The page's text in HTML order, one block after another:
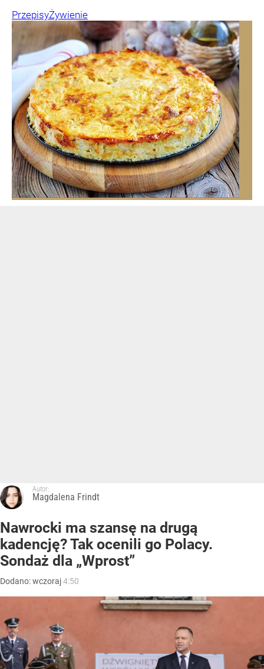
PrzepisyŻywienie
Autor:
Magdalena Frindt
Nawrocki ma szansę na drugą
kadencję? Tak ocenili go Polacy.
Sondaż dla „Wprost”
Dodano:wczoraj4:50